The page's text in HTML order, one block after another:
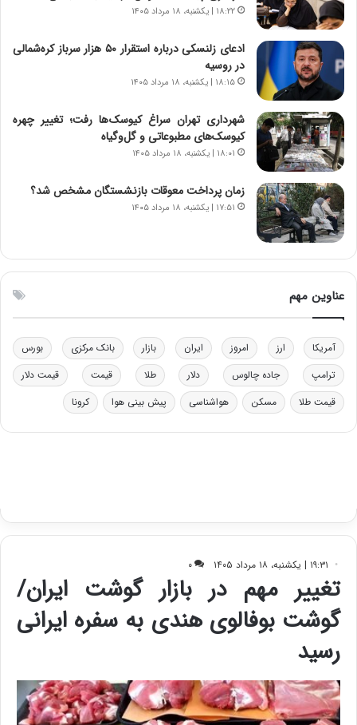
ا
ن
س
ه
د
ر
م
ق
ا
ب
ل
چ
ن
ن
د
ر
ت
ی
ب
ا
ی
س
ت
۱۸:۲۲ | یکشنبه، ۱۸ مرداد ۱۴۰۵
ادعای زلنسکی درباره استقرار ۵۰ هزار سرباز کره‌شمالی
در روسیه
۱۸:۱۵ | یکشنبه، ۱۸ مرداد ۱۴۰۵
شهرداری تهران سراغ کیوسک‌ها رفت؛ تغییر چهره
کیوسک‌های مطبوعاتی و گل‌وگیاه
۱۸:۰۱ | یکشنبه، ۱۸ مرداد ۱۴۰۵
زمان پرداخت معوقات بازنشستگان مشخص شد؟
۱۷:۵۱ | یکشنبه، ۱۸ مرداد ۱۴۰۵
عناوین مهم
آمریکا ارز امروز ایران بازار بانک مرکزی
بورس
ترامپ
جاده چالوس دلار طلا قیمت
قیمت دلار
قیمت طلا
مسکن هواشناسی پیش بینی هوا کرونا